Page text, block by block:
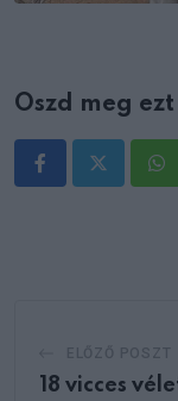
Oszd meg
18 vicces